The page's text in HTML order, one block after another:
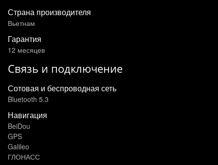
Страна производителя
Вьетнам
Гарантия
12 месяцев
Связь и подключение
Сотовая и беспроводная сеть
Bluetooth 5.3
Навигация
BeiDou
GPS
Galileo
ГЛОНАСС